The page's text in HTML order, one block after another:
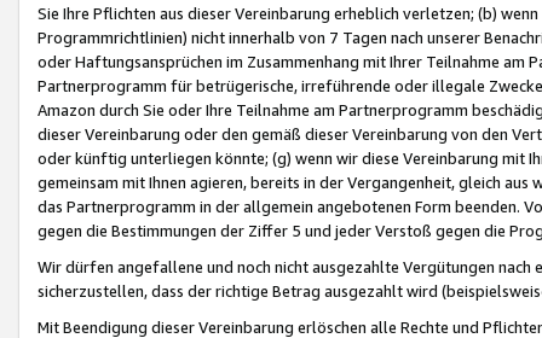
Sie Ihre Pflichten aus dieser Vereinbarung erheblich verletzen; (b)
Programmrichtlinien) nicht innerhalb von 7 Tagen nach unserer
oder Haftungsansprüchen im Zusammenhang mit Ihrer Teilnahme am
Partnerprogramm für betrügerische, irreführende oder illegale
Amazon durch Sie oder Ihre Teilnahme am Partnerprogramm
dieser Vereinbarung oder den gemäß dieser Vereinbarung von den
oder künftig unterliegen könnte; (g) wenn wir diese Vereinbarung mit
gemeinsam mit Ihnen agieren, bereits in der Vergangenheit, gleich
das Partnerprogramm in der allgemein angebotenen Form beenden.
gegen die Bestimmungen der Ziffer 5 und jeder Verstoß gegen die
Wir dürfen angefallene und noch nicht ausgezahlte Vergütungen
sicherzustellen, dass der richtige Betrag ausgezahlt wird
Mit Beendigung dieser Vereinbarung erlöschen alle Rechte und